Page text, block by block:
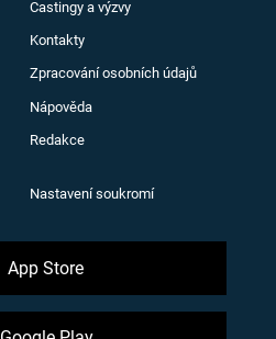
Castingy a výzvy
Kontakty
Zpracování osobních údajů
Nápověda
Redakce
Nastavení soukromí
App Store